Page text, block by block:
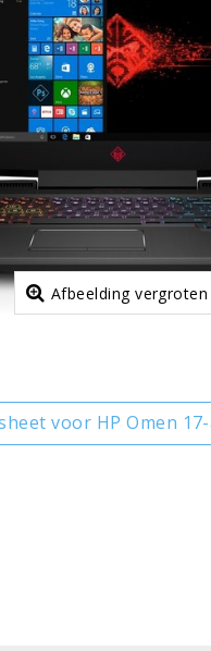
Afbeelding vergroten
voor HP Omen